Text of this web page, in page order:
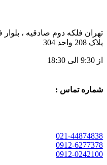
تهران فلکه دوم صادقیه ،
پلاک 208 واحد 304
از 9:30 الی 18:30
شماره تماس :
021-44874838
0912-6277378
0912-0242100